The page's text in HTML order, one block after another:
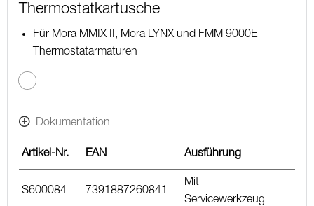
Thermostatkartusche
Für Mora MMIX II, Mora LYNX und FMM 9000E
Thermostatarmaturen
Dokumentation
Artikel-Nr. EAN Ausführung
S600084 7391887260841
Mit
Servicewerkzeug